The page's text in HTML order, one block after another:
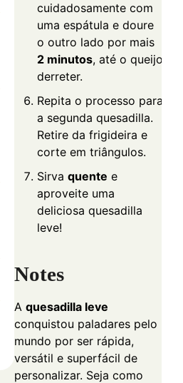
cuidadosamente com
uma espátula e doure
o outro lado por mais
2 minutos, até o queijo
derreter.
Repita o processo para
a segunda quesadilla.
Retire da frigideira e
corte em triângulos.
Sirva quente e
aproveite uma
deliciosa quesadilla
leve!
Notes
A quesadilla leve
conquistou paladares pelo
mundo por ser rápida,
versátil e superfácil de
personalizar. Seja como